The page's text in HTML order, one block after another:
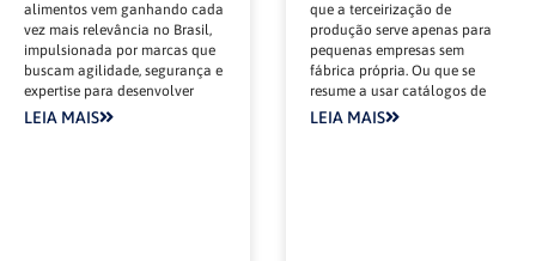
alimentos vem ganhando cada
vez mais relevância no Brasil,
impulsionada por marcas que
buscam agilidade, segurança e
expertise para desenvolver
LEIA MAIS
que a terceirização de
produção serve apenas para
pequenas empresas sem
fábrica própria. Ou que se
resume a usar catálogos de
LEIA MAIS